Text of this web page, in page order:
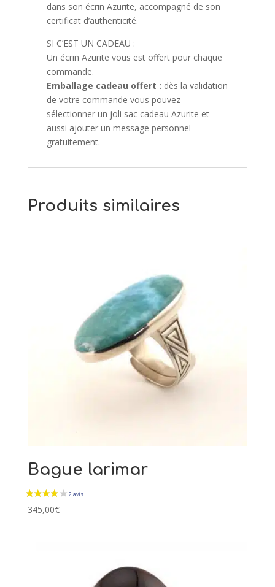
dans son écrin Azurite, accompagné de son
certificat d’authenticité.
SI C’EST UN CADEAU :
Un écrin Azurite vous est offert pour chaque
commande.
Emballage cadeau offert : dès la validation
de votre commande vous pouvez
sélectionner un joli sac cadeau Azurite et
aussi ajouter un message personnel
gratuitement.
Produits similaires
Bague larimar
345,00€